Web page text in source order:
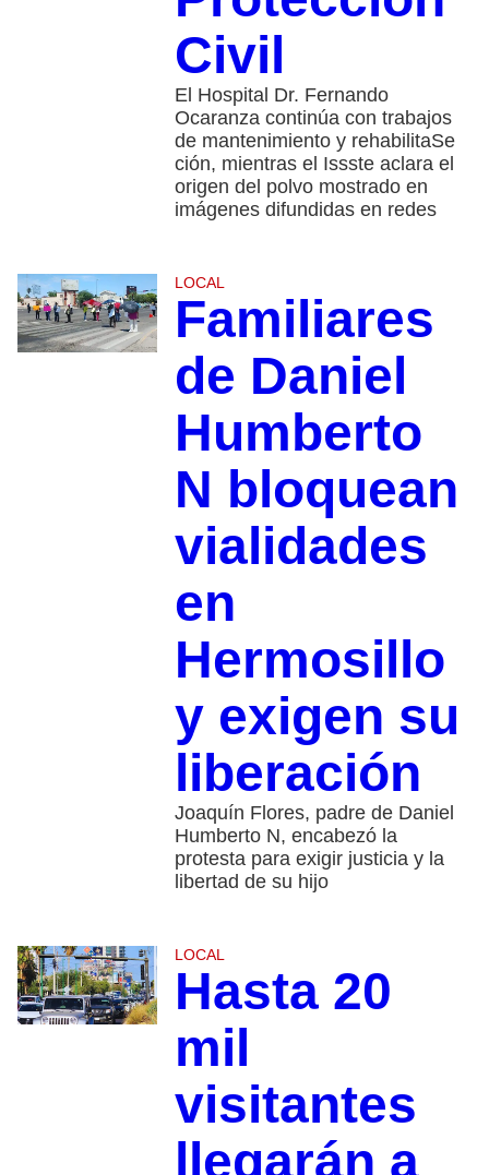
Civil
El Hospital Dr. Fernando
Ocaranza continúa con trabajos
de mantenimiento y rehabilitaSe
ción, mientras el Issste aclara el
origen del polvo mostrado en
imágenes difundidas en redes
LOCAL
Familiares
de Daniel
Humberto
N bloquean
vialidades
en
Hermosillo
y exigen su
liberación
Joaquín Flores, padre de Daniel
Humberto N, encabezó la
protesta para exigir justicia y la
libertad de su hijo
LOCAL
Hasta 20
mil
visitantes
llegarán a